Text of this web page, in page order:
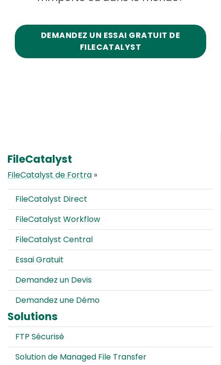
DEMANDEZ UN ESSAI GRATUIT DE
FILECATALYST
FileCatalyst
FileCatalyst de Fortra »
FileCatalyst Direct
FileCatalyst Workflow
FileCatalyst Central
Essai Gratuit
Demandez un Devis
Demandez une Démo
Solutions
FTP Sécurisé
Solution de Managed File Transfer